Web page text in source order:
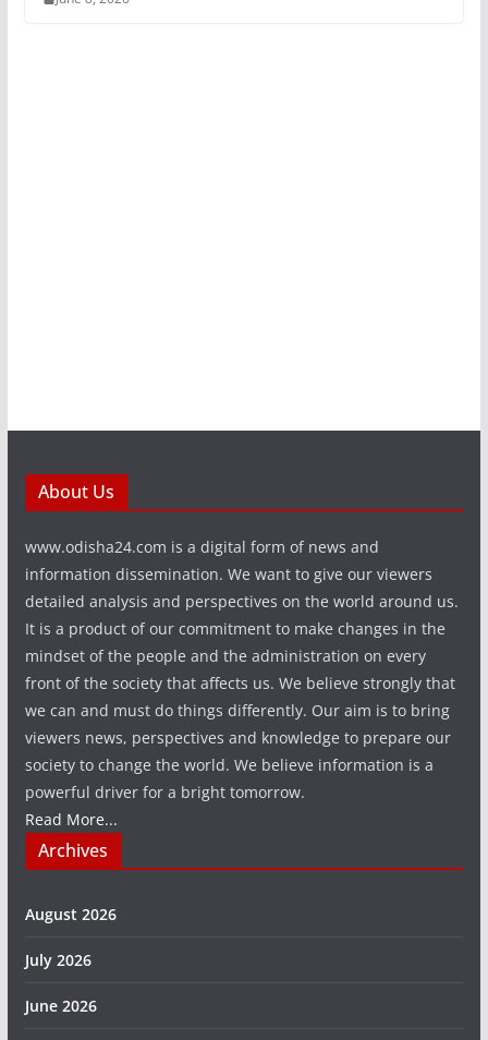
About Us
www.odisha24.com is a digital form of news and
information dissemination. We want to give our viewers
detailed analysis and perspectives on the world around us.
It is a product of our commitment to make changes in the
mindset of the people and the administration on every
front of the society that affects us. We believe strongly that
we can and must do things differently. Our aim is to bring
viewers news, perspectives and knowledge to prepare our
society to change the world. We believe information is a
powerful driver for a bright tomorrow.
Read More...
Archives
August 2026
July 2026
June 2026